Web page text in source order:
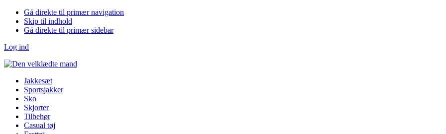
Gå direkte til primær navigation
Skip til indhold
Gå direkte til primær sidebar
Log ind
Jakkesæt
Sportsjakker
Sko
Skjorter
Tilbehør
Casual tøj